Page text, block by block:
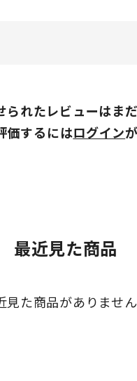
られたレビューはまだ
価するにはログイン
最近見た商品
見た商品がありません